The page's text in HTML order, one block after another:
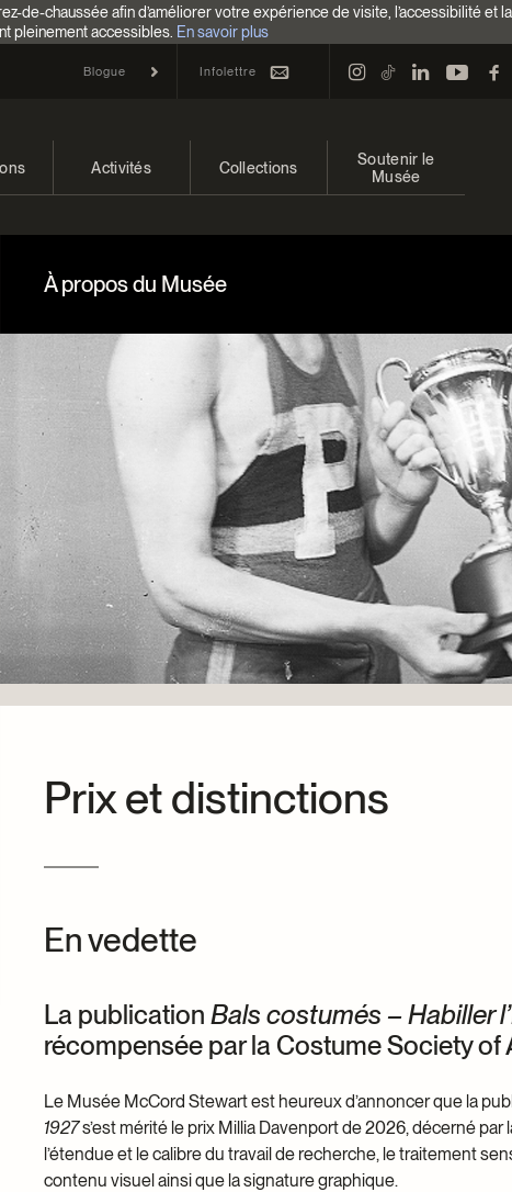
de-chaussée afin d’améliorer votre expérience de visite, l’accessibilité et
pleinement accessibles. En savoir plus
Blogue Infolettre
passées
Activités
Colloques et symposiums
Groupes
Collections
Restauration
Centre d’archives et de
documentation
Dons et prêts d’objets
Soutenir le
Musée
Façons de donner
Événements
Devenir Membre
Devenir bénévole
Jeune McCord
À propos du Musée
Prix et distinctions
En vedette
La publication Bals costumés – Habiller
récompensée par la Costume Society of
Le Musée McCord Stewart est heureux d’annoncer que la
1927s’est mérité le prix Millia Davenport de 2026, décerné
l’étendue et le calibre du travail de recherche, le traitement
contenu visuel ainsi que la signature graphique.